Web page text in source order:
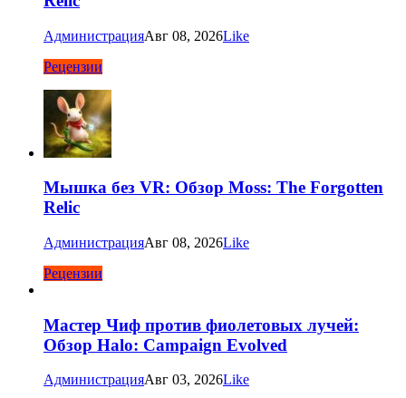
АдминистрацияАвг 08, 2026Like
Рецензии
Мышка без VR: Обзор Moss: The Forgotten
Relic
АдминистрацияАвг 08, 2026Like
Рецензии
Мастер Чиф против фиолетовых лучей:
Обзор Halo: Campaign Evolved
АдминистрацияАвг 03, 2026Like